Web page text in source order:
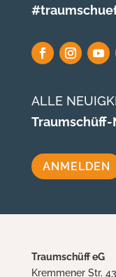
ALLE
ANMELDEN
Traumschüff eG
Kremmener Str. 43